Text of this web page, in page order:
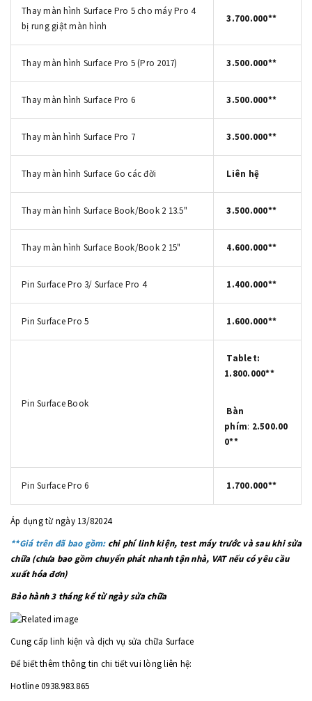
Thay màn hình Surface Pro 5 cho máy Pro 4
bị rung giật màn hình
3.700.000**
Thay màn hình Surface Pro 5 (Pro 2017) 3.500.000**
Thay màn hình Surface Pro 6 3.500.000**
Thay màn hình Surface Pro 7 3.500.000**
Thay màn hình Surface Go các đời Liên hệ
Thay màn hình Surface Book/Book 2 13.5" 3.500.000**
Thay màn hình Surface Book/Book 2 15" 4.600.000**
Pin Surface Pro 3/ Surface Pro 4 1.400.000**
Pin Surface Pro 5 1.600.000**
Pin Surface Book
Tablet:
1.800.000**
Bàn
phím: 2.500.00
0**
Pin Surface Pro 6 1.700.000**
Áp dụng từ ngày 13/82024
**Giá trên đã bao gồm: chi phí linh kiện, test máy trước và sau khi sửa
chữa(chưa bao gồm chuyển phát nhanh tận nhà, VAT nếu có yêu cầu
xuất hóa đơn)
Bảo hành 3 tháng kể từ ngày sửa chữa
Cung cấp linh kiện và dịch vụ sửa chữa Surface
Để biết thêm thông tin chi tiết vui lòng liên hệ:
Hotline 0938.983.865